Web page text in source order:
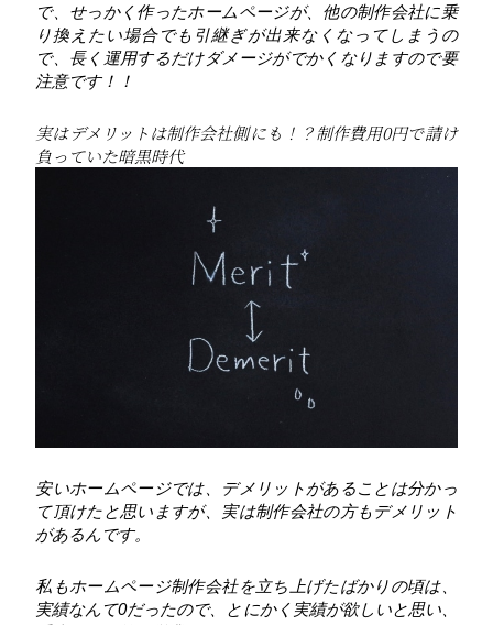
で、せっかく作ったホームページが、他の制作会社に乗
り換えたい場合でも引継ぎが出来なくなってしまうの
で、長く運用するだけダメージがでかくなりますので要
注意です！！
実はデメリットは制作会社側にも！？制作費用0円で請け
負っていた暗黒時代
安いホームページでは、デメリットがあることは分かっ
て頂けたと思いますが、実は制作会社の方もデメリット
があるんです。
私もホームページ制作会社を立ち上げたばかりの頃は、
実績なんて0だったので、とにかく実績が欲しいと思い、